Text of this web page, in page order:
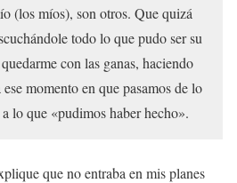
(los míos), son otros. Que quizá
todo lo que pudo ser su
con las ganas, haciendo
momento en que pasamos de lo
lo que «pudimos haber hecho».
que no entraba en mis planes